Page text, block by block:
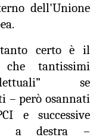
dell'Unione
certo è il
tantissimi
se
– però osannati
e successive
a destra –